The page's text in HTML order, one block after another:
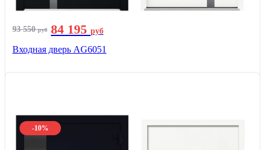
93 550руб 84 195 руб
Входная дверь AG6051
-10%